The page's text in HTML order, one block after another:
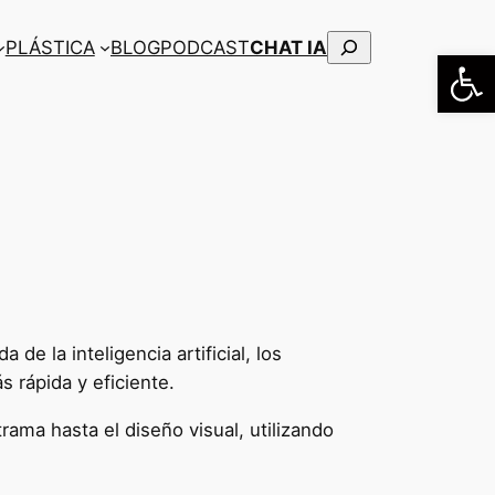
PLÁSTICA BLOGPODCASTCHAT IA Buscar
de la inteligencia artificial, los
rápida y eficiente.
hasta el diseño visual, utilizando
Abrir